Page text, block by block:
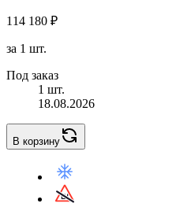
114 180 ₽
за 1 шт.
Под заказ
1 шт.
18.08.2026
В корзину